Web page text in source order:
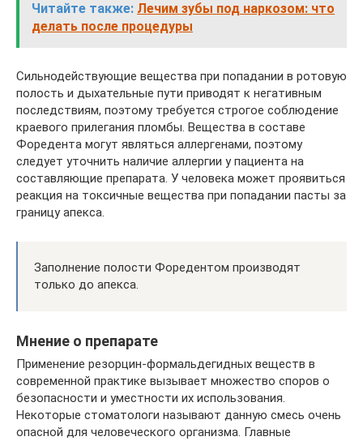
Читайте также: Лечим зубы под наркозом: что
делать после процедуры
Сильнодействующие вещества при попадании в ротовую
полость и дыхательные пути приводят к негативным
последствиям, поэтому требуется строгое соблюдение
краевого прилегания пломбы. Вещества в составе
Форедента могут являться аллергенами, поэтому
следует уточнить наличие аллергии у пациента на
составляющие препарата. У человека может проявиться
реакция на токсичные вещества при попадании пасты за
границу апекса.
Заполнение полости Форедентом производят
только до апекса.
Мнение о препарате
Применение резорцин-формальдегидных веществ в
современной практике вызывает множество споров о
безопасности и уместности их использования.
Некоторые стоматологи называют данную смесь очень
опасной для человеческого организма. Главные